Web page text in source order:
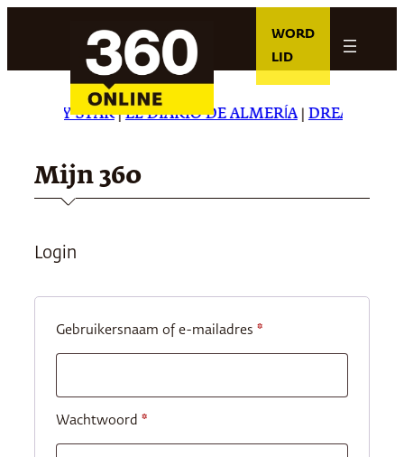
WORD
LID
DAILY STAR|EL DIARIO DE ALMERÍA| DREAMING
Mijn 360
Login
Gebruikersnaam of e-mailadres *Vereist
Wachtwoord *Vereist